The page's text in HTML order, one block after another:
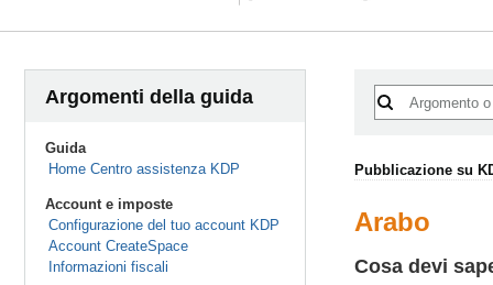
Argomenti della guida
Guida
Home Centro assistenza KDP
Account e imposte
Configurazione del tuo account KDP
Account CreateSpace
Informazioni fiscali
Pubblicazione su
Arabo
Cosa devi